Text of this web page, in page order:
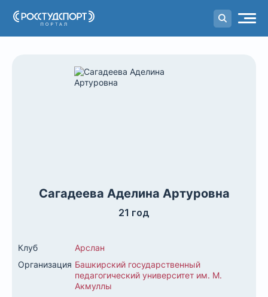
Порталстуденческого спорта
Сагадеева Аделина Артуровна
21 год
Клуб
Арслан
Организация Башкирский государственный
педагогический университет им. М.
Акмуллы